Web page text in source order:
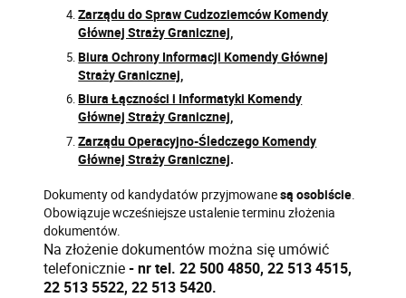
Zarządu do Spraw Cudzoziemców Komendy
Głównej Straży Granicznej,
Biura Ochrony Informacji Komendy Głównej
Straży Granicznej
Biura Łączności i Informatyki Komendy
Głównej Straży Granicznej,
Zarządu Operacyjno-Śledczego Komendy
Głównej Straży Granicznej.
Dokumenty od kandydatów przyjmowanesą osobiście.
Obowiązuje wcześniejsze ustalenie terminu złożenia
dokumentów.
Na złożenie dokumentów można się umówić
telefonicznie- nr tel. 22 500 4850, 22 513 4515,
22 513 5522, 22 513 5420.